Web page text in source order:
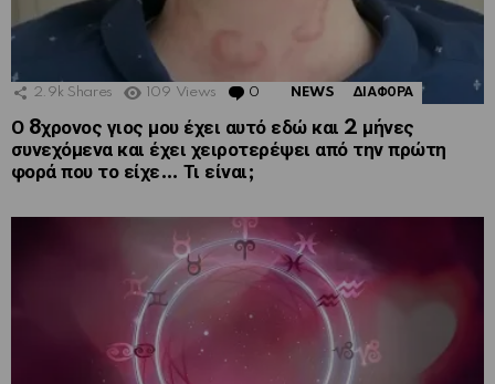
2.9k Shares 109 Views 0 Comments
NEWS ΔΙΑΦΟΡΑ
Ο 8χρονος γιος μου έχει αυτό εδώ και 2 μήνες
συνεχόμενα και έχει χειροτερέψει από την πρώτη
φορά που το είχε… Τι είναι;